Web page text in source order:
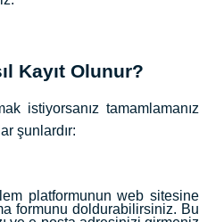
Kayıt Olunur?
istiyorsanız tamamlamanız
şunlardır:
platformunun web sitesine
formunu doldurabilirsiniz. Bu